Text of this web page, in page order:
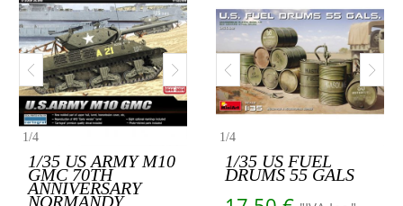
1/4
1/35 US ARMY M10
GMC 70TH
ANNIVERSARY
NORMANDY
1/4
1/35 US FUEL
DRUMS 55 GALS